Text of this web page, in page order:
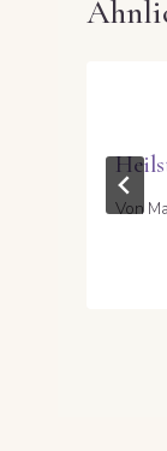
Von